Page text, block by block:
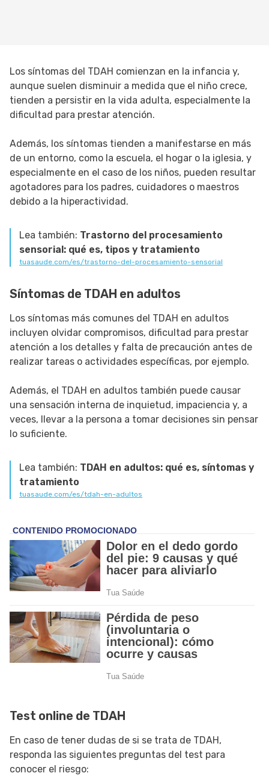
Los síntomas del TDAH comienzan en la infancia y,
aunque suelen disminuir a medida que el niño crece,
tienden a persistir en la vida adulta, especialmente la
dificultad para prestar atención.
Además, los síntomas tienden a manifestarse en más
de un entorno, como la escuela, el hogar o la iglesia, y
especialmente en el caso de los niños, pueden resultar
agotadores para los padres, cuidadores o maestros
debido a la hiperactividad.
Lea también: Trastorno del procesamiento
sensorial: qué es, tipos y tratamiento
tuasaude.com/es/trastorno-del-procesamiento-sensorial
Síntomas de TDAH en adultos
Los síntomas más comunes del TDAH en adultos
incluyen olvidar compromisos, dificultad para prestar
atención a los detalles y falta de precaución antes de
realizar tareas o actividades específicas, por ejemplo.
Además, el TDAH en adultos también puede causar
una sensación interna de inquietud, impaciencia y, a
veces, llevar a la persona a tomar decisiones sin pensar
lo suficiente.
Lea también: TDAH en adultos: qué es, síntomas y
tratamiento
tuasaude.com/es/tdah-en-adultos
Test online de TDAH
En caso de tener dudas de si se trata de TDAH,
responda las siguientes preguntas del test para
conocer el riesgo: